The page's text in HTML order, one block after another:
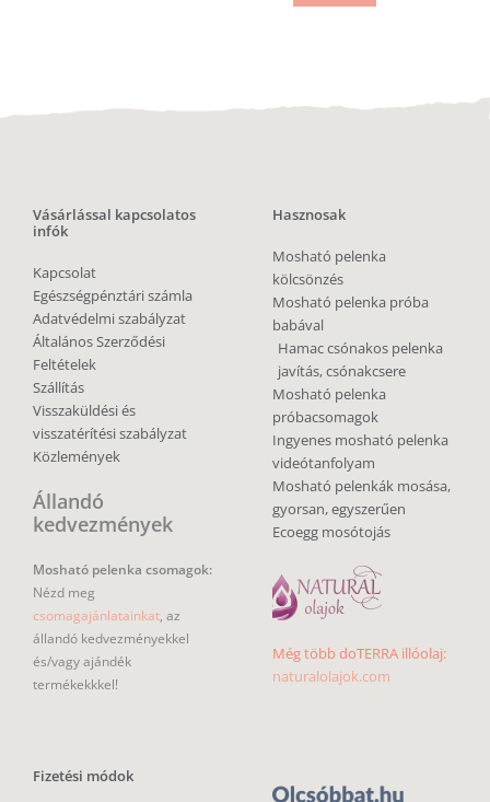
Vásárlással kapcsolatos
infók
Kapcsolat
Egészségpénztári számla
Adatvédelmi szabályzat
Általános Szerződési
Feltételek
Szállítás
Visszaküldési és
visszatérítési szabályzat
Közlemények
Állandó
kedvezmények
Mosható pelenka csomagok:
Nézd meg
csomagajánlatainkat, az
állandó kedvezményekkel
és/vagy ajándék
termékekkkel!
Fizetési módok
Hasznosak
Mosható pelenka
kölcsönzés
Mosható pelenka próba
babával
Hamac csónakos pelenka
javítás, csónakcsere
Mosható pelenka
próbacsomagok
Ingyenes mosható pelenka
videótanfolyam
Mosható pelenkák mosása,
gyorsan, egyszerűen
Ecoegg mosótojás
Még több doTERRA illóolaj:
naturalolajok.com